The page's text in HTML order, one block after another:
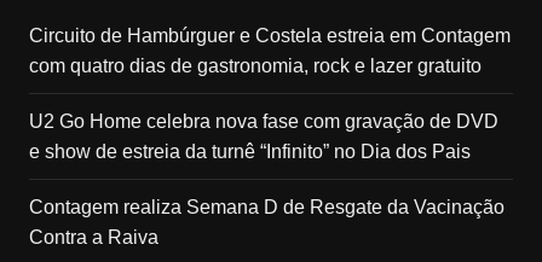
Circuito de Hambúrguer e Costela estreia em Contagem
com quatro dias de gastronomia, rock e lazer gratuito
U2 Go Home celebra nova fase com gravação de DVD
e show de estreia da turnê “Infinito” no Dia dos Pais
Contagem realiza Semana D de Resgate da Vacinação
Contra a Raiva